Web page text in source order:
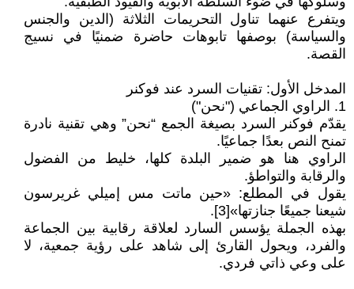
ويتفرع عنهما تناول التحريمات الثلاثة (الدين والجنس
والسياسة) بوصفها تابوهات حاضرة ضمنيًا في نسيج
القصة.
المدخل الأول: تقنيات السرد عند فوكنر
1. الراوي الجماعي ("نحن")
يقدّم فوكنر السرد بصيغة الجمع “نحن” وهي تقنية نادرة
تمنح النص بعدًا جماعيًا.
الراوي هنا هو ضمير البلدة كلها، خليط من الفضول
والرقابة والتواطؤ.
يقول في المطلع: «حين ماتت مس إميلي غريرسون
شيعنا جميعًا جنازتها»[3].
بهذه الجملة يؤسس السارد لعلاقة رقابية بين الجماعة
والفرد، ويحول القارئ إلى شاهد على رؤية جمعية، لا
على وعي ذاتي فردي.